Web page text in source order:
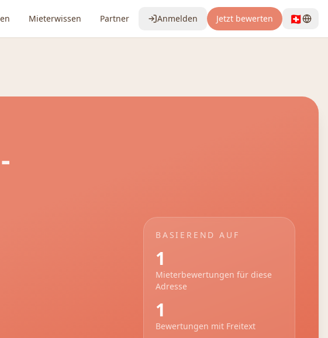
Mieterwissen Partner Anmelden Jetzt bewerten 🇨🇭
-
BASIEREND AUF
1
Mieterbewertungen für diese
Adresse
1
Bewertungen mit Freitext